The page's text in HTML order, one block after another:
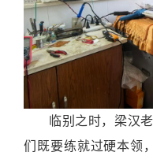
临别之时，梁汉
们既要练就过硬本领